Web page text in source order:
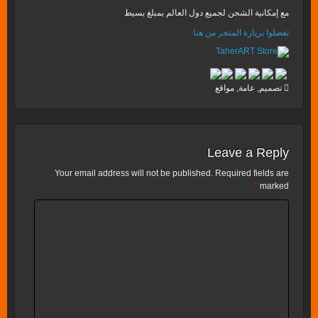
مع إمكانية الشحن لجميع دول العالم بمبلغ بسيط
تفضلوا بزيارة المتجر من هنا
تصميم, عامة, مواقع
Leave a Reply
Your email address will not be published. Required fields are
marked
*